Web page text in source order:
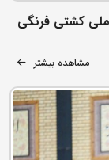
ملی کشتی فرنگی
مشاهده بیشتر